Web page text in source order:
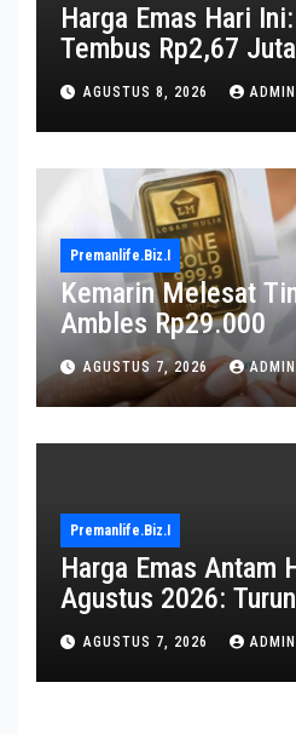
Harga Emas Hari
Tembus Rp2,67 Juta
AGUSTUS 8, 2026 ADMIN
Premanlife.biz.i
Kemarin Melesat
Ambles Rp29.000
AGUSTUS 7, 2026 ADMIN
Premanlife.biz.i
Harga Emas Antam
Agustus 2026:
Rp2.650.000
AGUSTUS 7, 2026 ADMIN